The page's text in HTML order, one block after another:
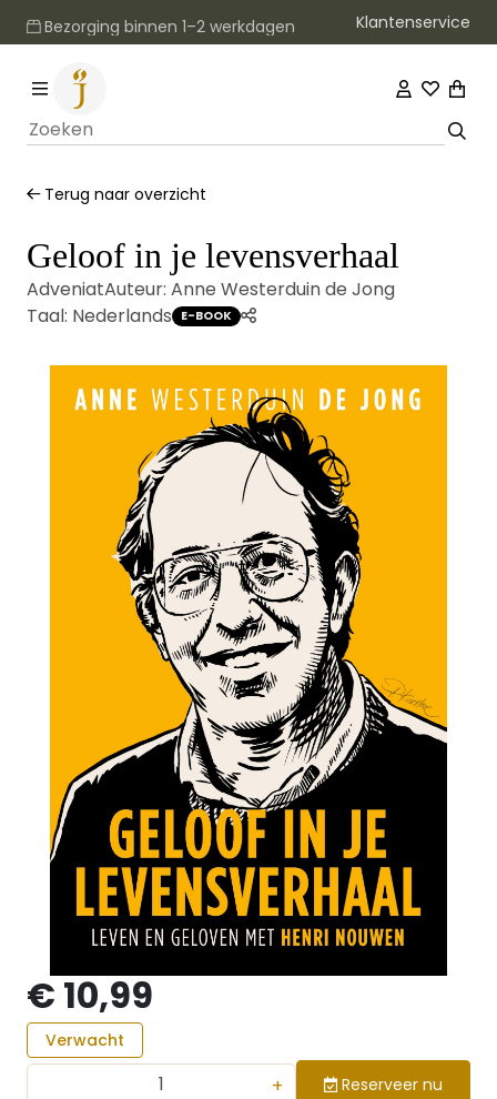
Bezorging binnen 1–2 werkdagen Klantenservice
Terug naar overzicht
Geloof in je levensverhaal
AdveniatAuteur: Anne Westerduin de Jong
Taal: Nederlands E-BOOK
€ 10,99
Verwacht
+ Reserveer nu